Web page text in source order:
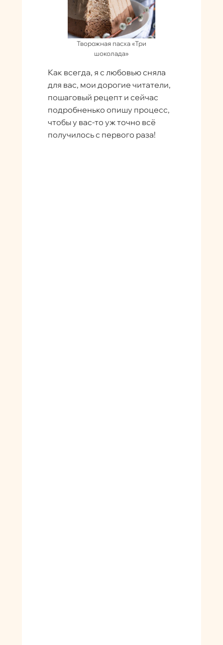
Творожная пасха «Три
шоколада»
Как всегда, я с любовью сняла
для вас, мои дорогие читатели,
пошаговый рецепт и сейчас
подробненько опишу процесс,
чтобы у вас-то уж точно всё
получилось с первого раза!